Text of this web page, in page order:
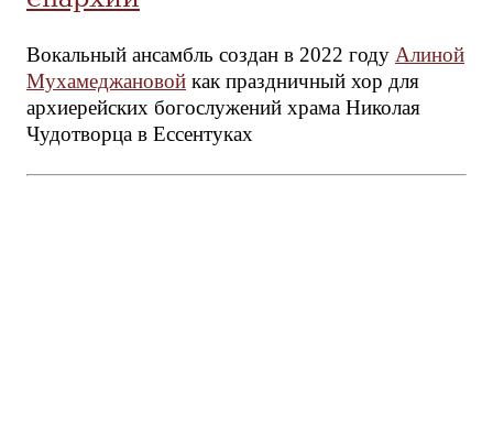
Вокальный ансамбль создан в 2022 году Алиной
Мухамеджановой как праздничный хор для
архиерейских богослужений храма Николая
Чудотворца в Ессентуках